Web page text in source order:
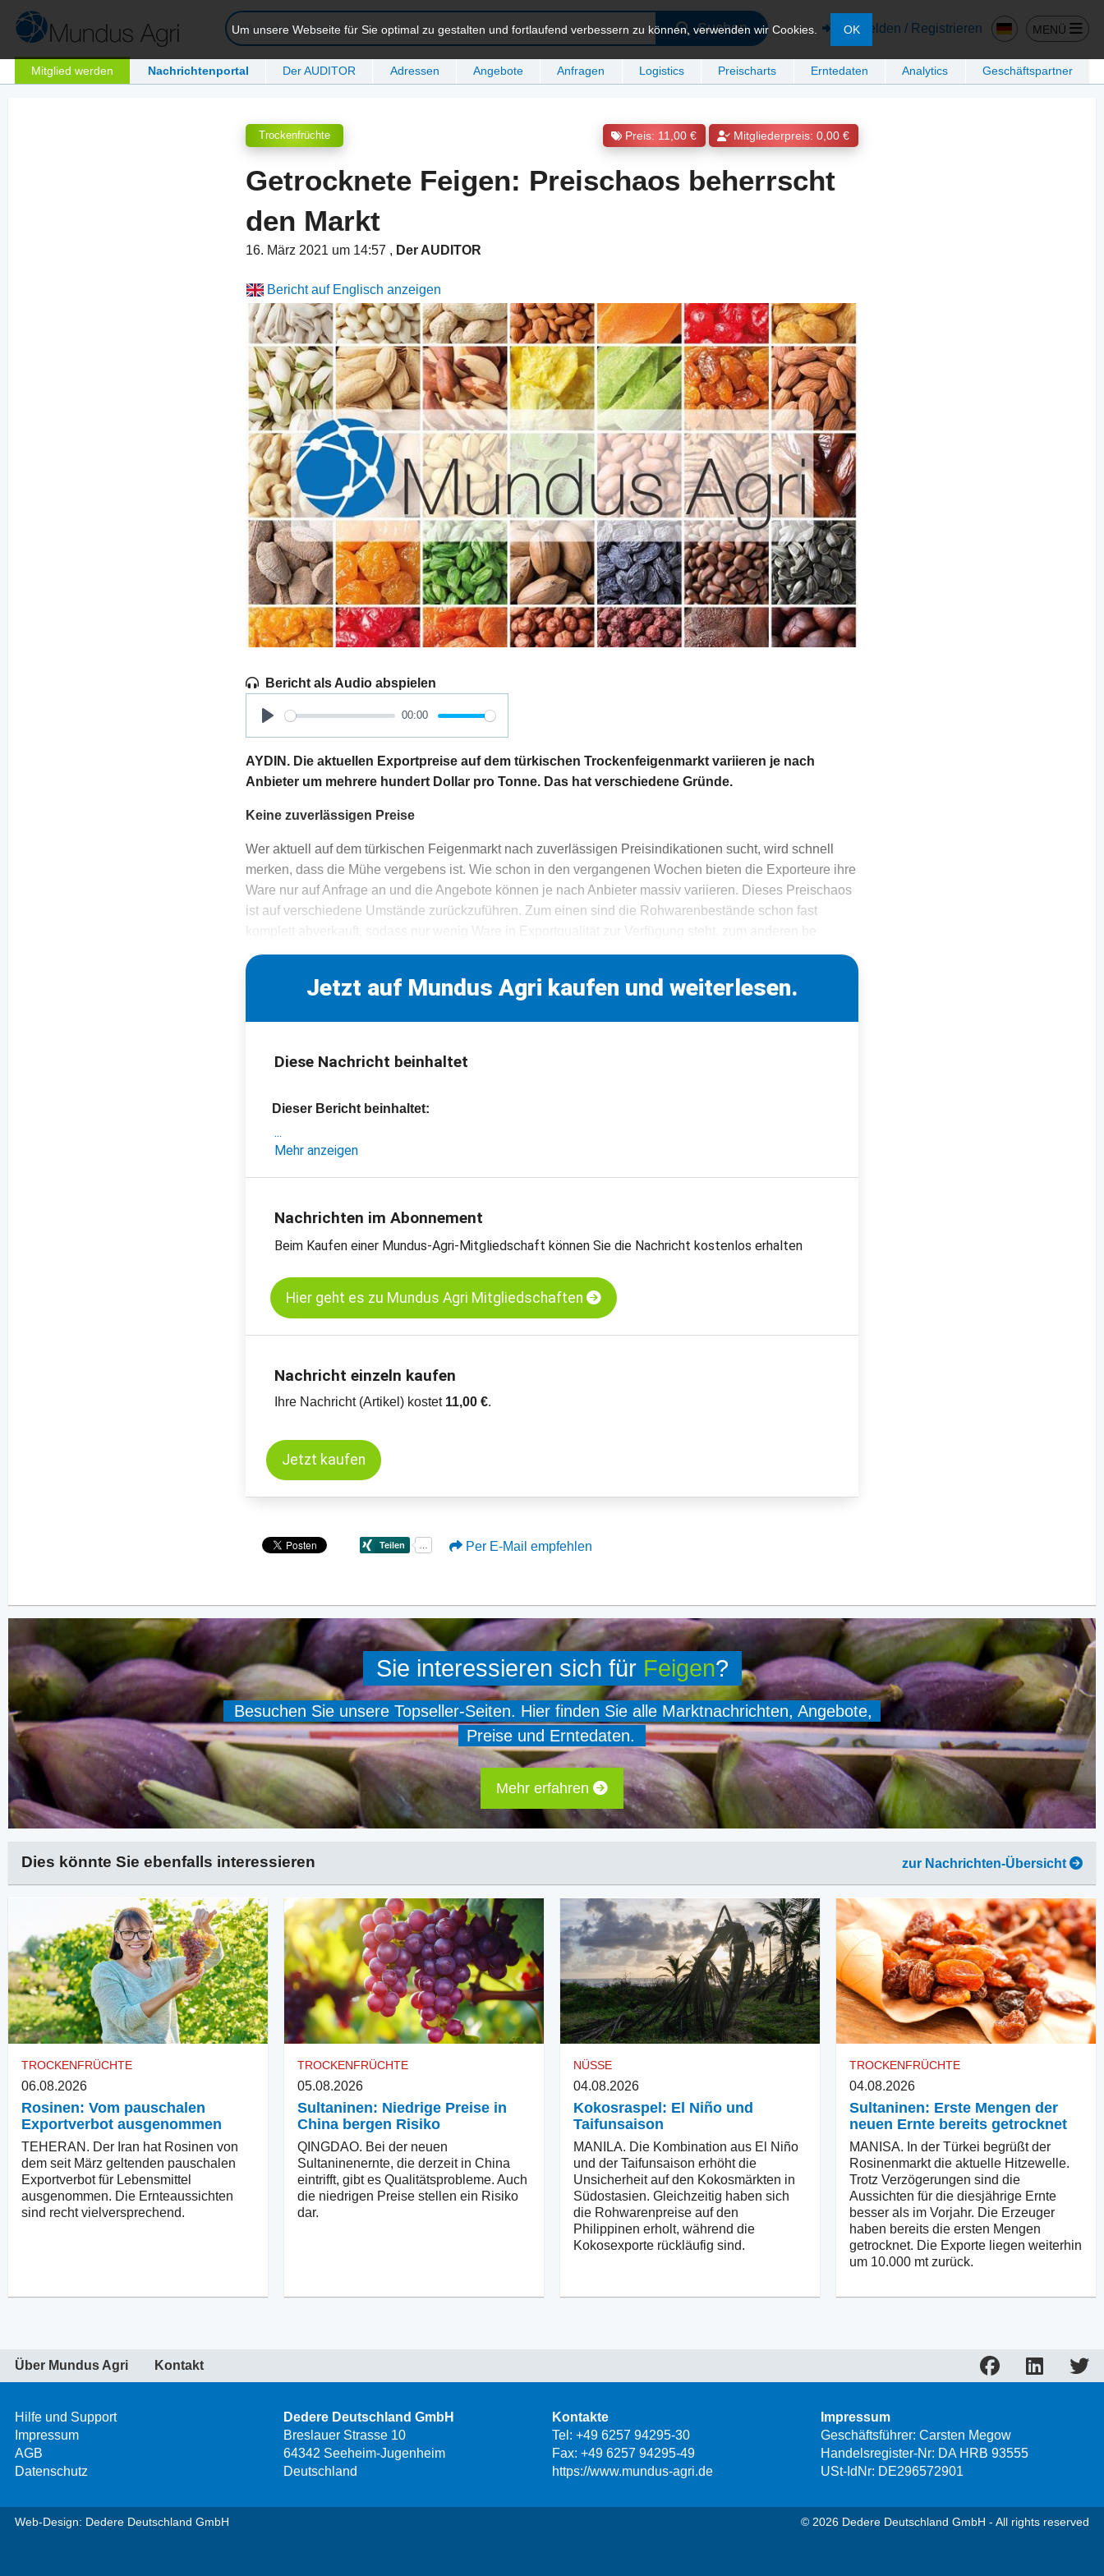
Suchen Anmelden / Registrieren MENÜ
Mitglied werden Nachrichtenportal Der AUDITOR Adressen Angebote Anfragen Logistics Preischarts Erntedaten Analytics Geschäftspartner
Um unsere Webseite für Sie optimal zu gestalten und fortlaufend verbessern zu können, verwenden wir Cookies. OK
Trockenfrüchte Preis: 11,00 € Mitgliederpreis: 0,00 €
Getrocknete Feigen: Preischaos beherrscht
den Markt
16. März 2021 um 14:57 , Der AUDITOR
Bericht auf Englisch anzeigen
Bericht als Audio abspielen
Play
00:00
AYDIN. Die aktuellen Exportpreise auf dem türkischen Trockenfeigenmarkt variieren je nach
Anbieter um mehrere hundert Dollar pro Tonne. Das hat verschiedene Gründe.
Keine zuverlässigen Preise
Wer aktuell auf dem türkischen Feigenmarkt nach zuverlässigen Preisindikationen sucht, wird schnell
merken, dass die Mühe vergebens ist. Wie schon in den vergangenen Wochen bieten die Exporteure ihre
Ware nur auf Anfrage an und die Angebote können je nach Anbieter massiv variieren. Dieses Preischaos
ist auf verschiedene Umstände zurückzuführen. Zum einen sind die Rohwarenbestände schon fast
komplett abverkauft, sodass nur wenig Ware in Exportqualität zur Verfügung steht, zum anderen be
Jetzt auf Mundus Agri kaufen und weiterlesen.
Diese Nachricht beinhaltet
Dieser Bericht beinhaltet:
- eine exklusive Analyse des türkischen Feigenmarktes
-Preischart für Feigen, getrocknet, Nr. 4, Lerida
Mehr anzeigen
Nachrichten im Abonnement
Beim Kaufen einer Mundus-Agri-Mitgliedschaft können Sie die Nachricht kostenlos erhalten
Hier geht es zu Mundus Agri Mitgliedschaften
Nachricht einzeln kaufen
Ihre Nachricht (Artikel) kostet 11,00 €.
Jetzt kaufen
Per E-Mail empfehlen
Sie interessieren sich für Feigen?
Besuchen Sie unsere Topseller-Seiten. Hier finden Sie alle Marktnachrichten, Angebote,
Preise und Erntedaten.
Mehr erfahren
Dies könnte Sie ebenfalls interessieren zur Nachrichten-Übersicht
TROCKENFRÜCHTE
06.08.2026
Rosinen: Vom pauschalen
Exportverbot ausgenommen
TEHERAN. Der Iran hat Rosinen von
dem seit März geltenden pauschalen
Exportverbot für Lebensmittel
ausgenommen. Die Ernteaussichten
sind recht vielversprechend.
TROCKENFRÜCHTE
05.08.2026
Sultaninen: Niedrige Preise in
China bergen Risiko
QINGDAO. Bei der neuen
Sultaninenernte, die derzeit in China
eintrifft, gibt es Qualitätsprobleme. Auch
die niedrigen Preise stellen ein Risiko
dar.
NÜSSE
04.08.2026
Kokosraspel: El Niño und
Taifunsaison
MANILA. Die Kombination aus El Niño
und der Taifunsaison erhöht die
Unsicherheit auf den Kokosmärkten in
Südostasien. Gleichzeitig haben sich
die Rohwarenpreise auf den
Philippinen erholt, während die
Kokosexporte rückläufig sind.
TROCKENFRÜCHTE
04.08.2026
Sultaninen: Erste Mengen der
neuen Ernte bereits getrocknet
MANISA. In der Türkei begrüßt der
Rosinenmarkt die aktuelle Hitzewelle.
Trotz Verzögerungen sind die
Aussichten für die diesjährige Ernte
besser als im Vorjahr. Die Erzeuger
haben bereits die ersten Mengen
getrocknet. Die Exporte liegen weiterhin
um 10.000 mt zurück.
Über Mundus Agri Kontakt
Hilfe und Support
Impressum
AGB
Datenschutz
Dedere Deutschland GmbH
Breslauer Strasse 10
64342 Seeheim-Jugenheim
Deutschland
Kontakte
Tel: +49 6257 94295-30
Fax: +49 6257 94295-49
https://www.mundus-agri.de
Impressum
Geschäftsführer: Carsten Megow
Handelsregister-Nr: DA HRB 93555
USt-IdNr: DE296572901
Web-Design: Dedere Deutschland GmbH © 2026 Dedere Deutschland GmbH - All rights reserved